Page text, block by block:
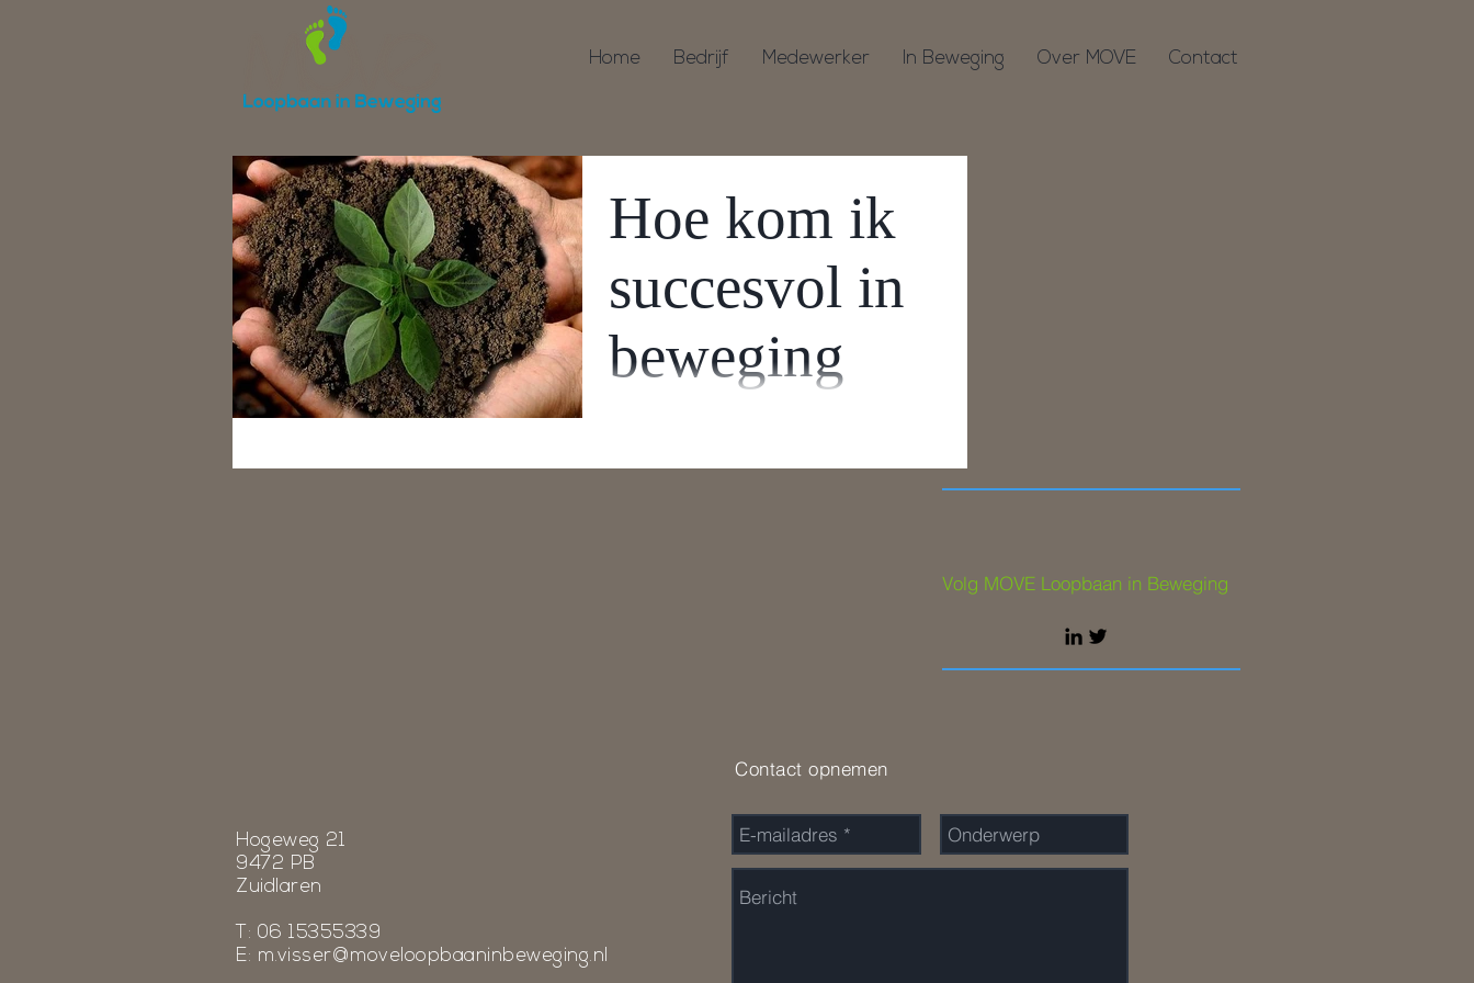
Home Bedrijf Medewerker In Beweging Over MOVE Contact
Hoe kom ik
succesvol in
beweging
Zoomen we hier verder op in, dan blijkt de
Volg MOVE Loopbaan in Beweging
Contact opnemen
Hogeweg 21
9472 PB
Zuidlaren
T: 06 15355339
E: m.visser@moveloopbaaninbeweging.nl